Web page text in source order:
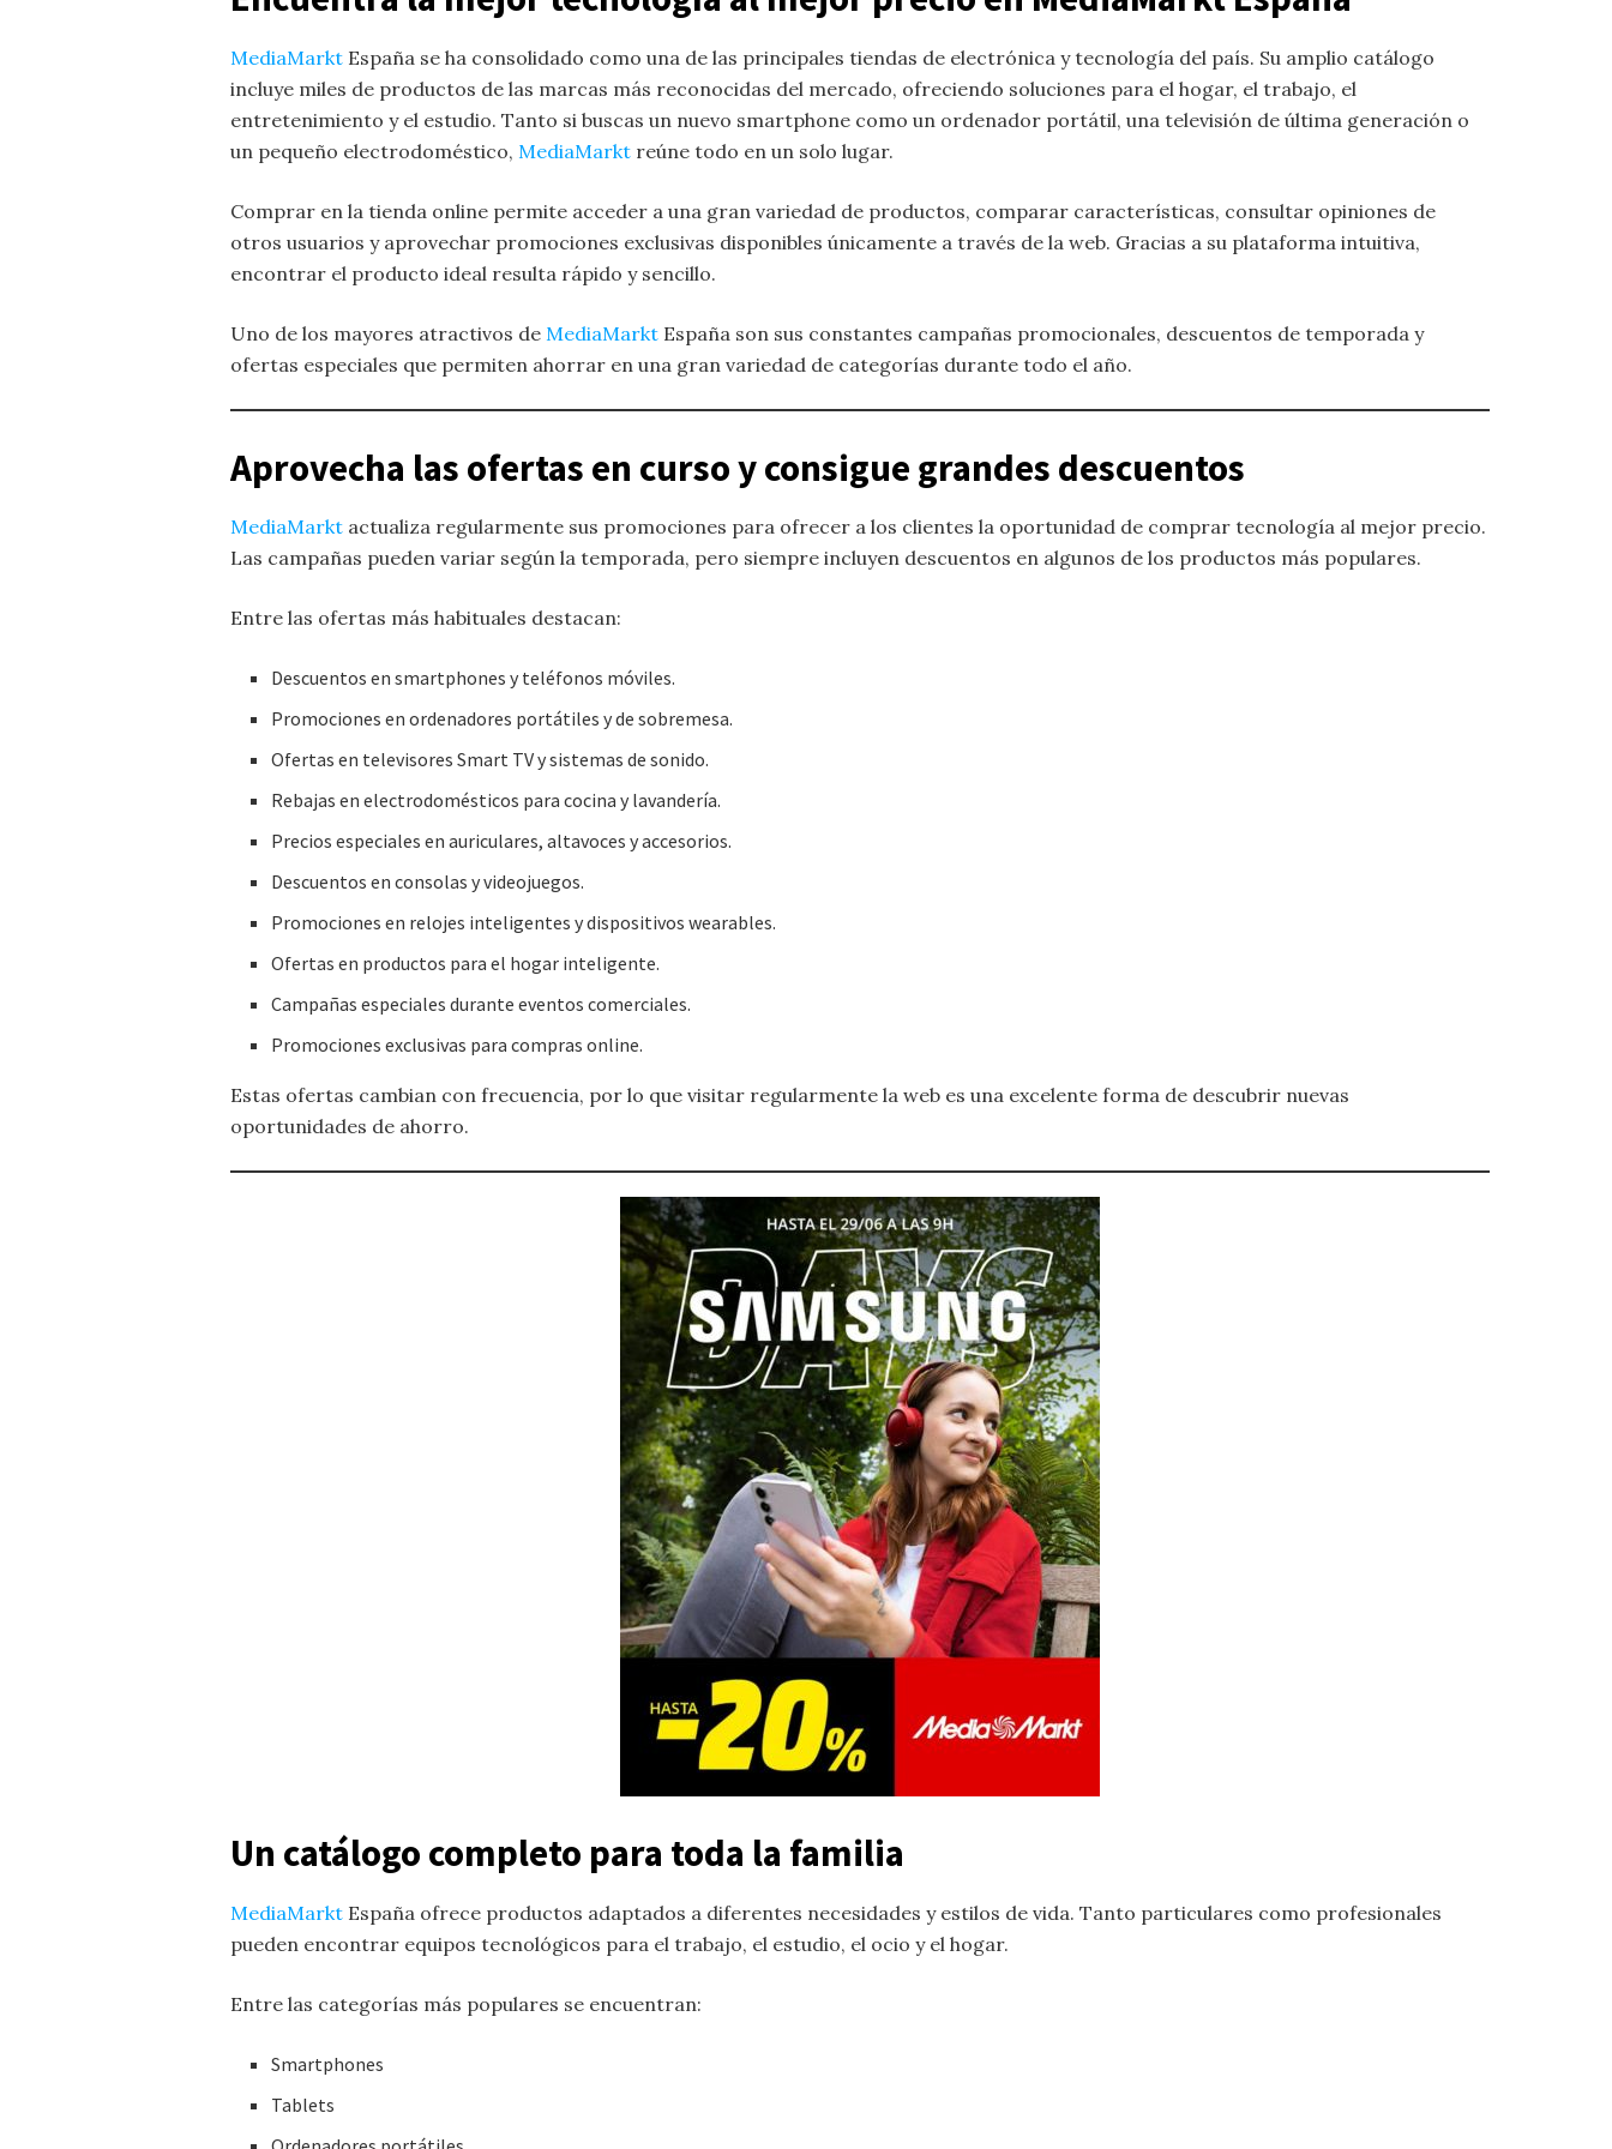
MediaMarkt España se ha consolidado como una de las principales tiendas de electrónica y tecnología del país. Su amplio catálogo
incluye miles de productos de las marcas más reconocidas del mercado, ofreciendo soluciones para el hogar, el trabajo, el
entretenimiento y el estudio. Tanto si buscas un nuevo smartphone como un ordenador portátil, una televisión de última generación o
un pequeño electrodoméstico, MediaMarkt reúne todo en un solo lugar.
Comprar en la tienda online permite acceder a una gran variedad de productos, comparar características, consultar opiniones de
otros usuarios y aprovechar promociones exclusivas disponibles únicamente a través de la web. Gracias a su plataforma intuitiva,
encontrar el producto ideal resulta rápido y sencillo.
Uno de los mayores atractivos de MediaMarkt España son sus constantes campañas promocionales, descuentos de temporada y
ofertas especiales que permiten ahorrar en una gran variedad de categorías durante todo el año.
Aprovecha las ofertas en curso y consigue grandes descuentos
MediaMarkt actualiza regularmente sus promociones para ofrecer a los clientes la oportunidad de comprar tecnología al mejor precio.
Las campañas pueden variar según la temporada, pero siempre incluyen descuentos en algunos de los productos más populares.
Entre las ofertas más habituales destacan:
Descuentos en smartphones y teléfonos móviles.
Promociones en ordenadores portátiles y de sobremesa.
Ofertas en televisores Smart TV y sistemas de sonido.
Rebajas en electrodomésticos para cocina y lavandería.
Precios especiales en auriculares, altavoces y accesorios.
Descuentos en consolas y videojuegos.
Promociones en relojes inteligentes y dispositivos wearables.
Ofertas en productos para el hogar inteligente.
Campañas especiales durante eventos comerciales.
Promociones exclusivas para compras online.
Estas ofertas cambian con frecuencia, por lo que visitar regularmente la web es una excelente forma de descubrir nuevas
oportunidades de ahorro.
Un catálogo completo para toda la familia
MediaMarkt España ofrece productos adaptados a diferentes necesidades y estilos de vida. Tanto particulares como profesionales
pueden encontrar equipos tecnológicos para el trabajo, el estudio, el ocio y el hogar.
Entre las categorías más populares se encuentran:
Smartphones
Tablets